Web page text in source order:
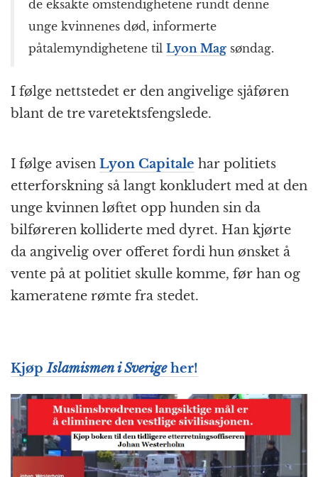
de eksakte omstendighetene rundt denne
unge kvinnenes død, informerte
påtalemyndighetene til Lyon Mag søndag.
I følge nettstedet er den angivelige sjåføren
blant de tre varetektsfengslede.
I følge avisen Lyon Capitale har politiets
etterforskning så langt konkludert med at den
unge kvinnen løftet opp hunden sin da
bilføreren kolliderte med dyret. Han kjørte
da angivelig over offeret fordi hun ønsket å
vente på at politiet skulle komme, før han og
kameratene rømte fra stedet.
KjøpIslamismen i Sverigeher!